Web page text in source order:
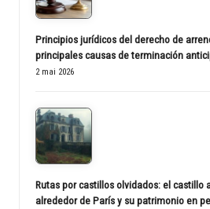
Principios jurídicos del derecho de
principales causas de terminación
2 mai 2026
Rutas por castillos olvidados: el castillo
alrededor de París y su patrimonio en